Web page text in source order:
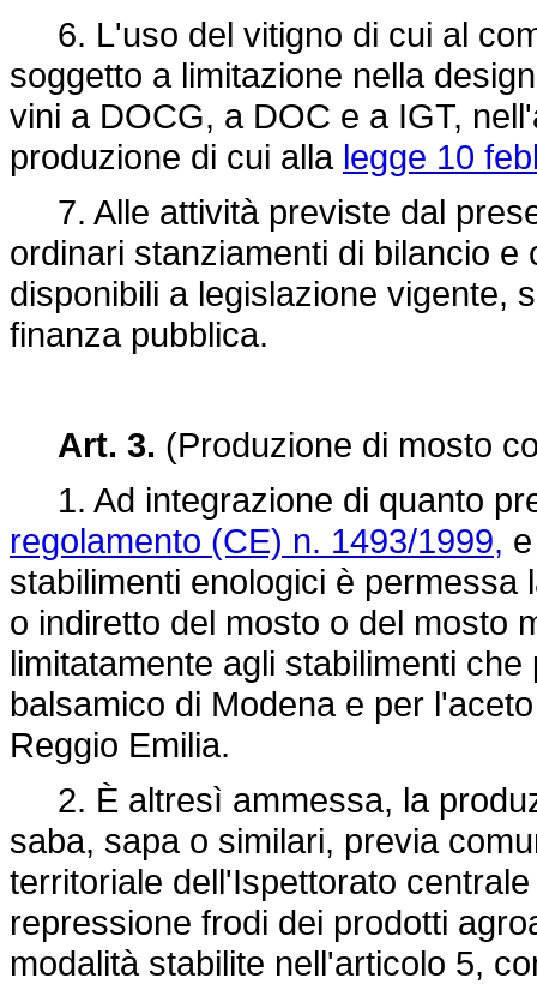
6. L'uso del vitigno di cui al
soggetto a limitazione nella
vini a DOCG, a DOC e a IGT,
produzione di cui alla legge 10
7. Alle attività previste dal
ordinari stanziamenti di bilancio
disponibili a legislazione vigente,
finanza pubblica.
Art. 3. (Produzione di mosto
1. Ad integrazione di quanto
regolamento (CE) n. 1493/1999,
stabilimenti enologici è
o indiretto del mosto o del mosto
limitatamente agli stabilimenti
balsamico di Modena e per
Reggio Emilia.
2. È altresì ammessa, la
saba, sapa o similari, previa
territoriale dell'Ispettorato
repressione frodi dei prodotti
modalità stabilite nell'articolo 5,